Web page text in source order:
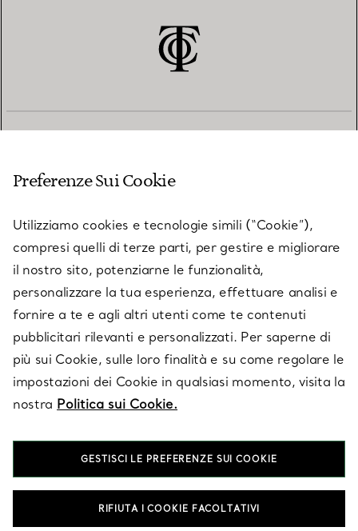
SU TIFFANY & CO.
LEGALE
SEGUICI
Preferenze Sui Cookie
Utilizziamo cookies e tecnologie simili (“Cookie”),
compresi quelli di terze parti, per gestire e migliorare
il nostro sito, potenziarne le funzionalità,
personalizzare la tua esperienza, effettuare analisi e
fornire a te e agli altri utenti come te contenuti
pubblicitari rilevanti e personalizzati. Per saperne di
più sui Cookie, sulle loro finalità e su come regolare le
impostazioni dei Cookie in qualsiasi momento, visita la
nostra Politica sui Cookie.
GESTISCI LE PREFERENZE SUI COOKIE
RIFIUTA I COOKIE FACOLTATIVI